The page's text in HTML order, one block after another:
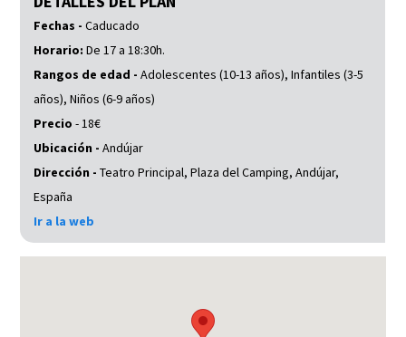
Fechas -Caducado
Horario:De 17 a 18:30h.
Rangos de edad -Adolescentes (10-13 años), Infantiles (3-5
años), Niños (6-9 años)
Precio - 18€
Ubicación -Andújar
Dirección -Teatro Principal, Plaza del Camping, Andújar,
España
Ir a la web